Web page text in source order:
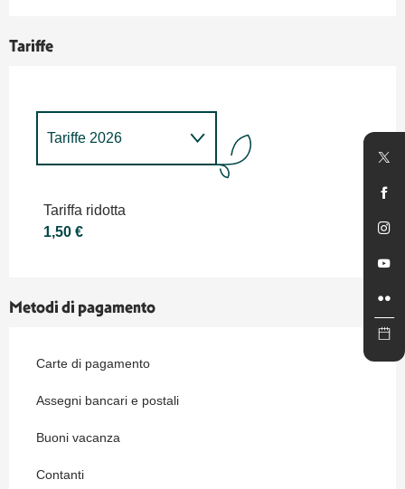
Tariffe
Tariffe 2026
Tariffa ridotta
1,50 €
Metodi di pagamento
Carte di pagamento
Assegni bancari e postali
Buoni vacanza
Contanti